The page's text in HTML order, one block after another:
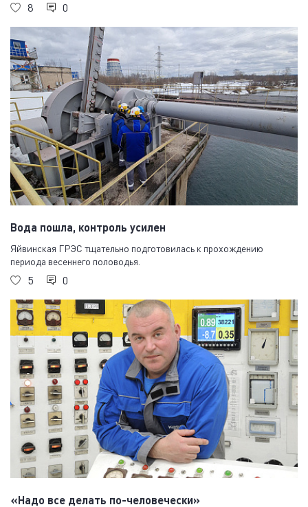
8 0
Вода пошла, контроль усилен
Яйвинская ГРЭС тщательно подготовилась к прохождению
периода весеннего половодья.
5 0
«Надо все делать по-человечески»